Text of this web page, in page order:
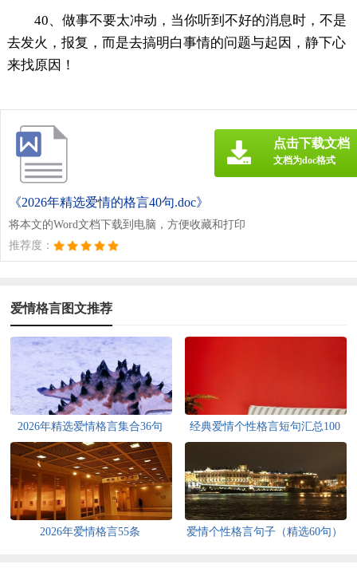
40、做事不要太冲动，当你听到不好的消息时，不是
去发火，报复，而是去搞明白事情的问题与起因，静下心
来找原因！
《2026年精选爱情的格言40句.doc》
将本文的Word文档下载到电脑，方便收藏和打印
推荐度：
点击下载文档
文档为doc格式
爱情格言图文推荐
2026年精选爱情格言集合36句
经典爱情个性格言短句汇总100
2026年爱情格言55条 爱情个性格言句子（精选60句）